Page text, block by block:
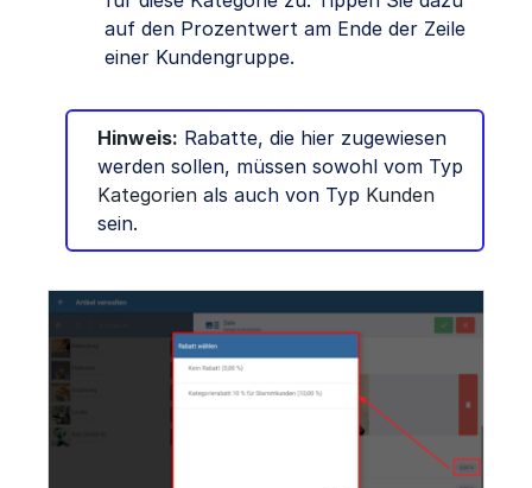
auf den Prozentwert am Ende der Zeile
einer Kundengruppe.
Hinweis: Rabatte, die hier zugewiesen
werden sollen, müssen sowohl vom Typ
Kategorien als auch von Typ Kunden
sein.